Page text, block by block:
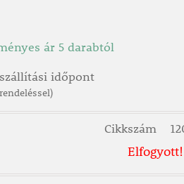
ár 5 darabtól
időpont
Cikkszám
Elfogyott!